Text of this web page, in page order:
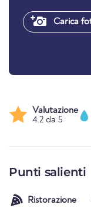
Carica
Valutazione
4.2 da 5
Punti salienti
Ristorazione